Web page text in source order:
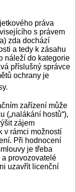
práva
s právem
zda dochází
a tedy k zásahu
náleží do kategorie
příslušný správce
ochrany je
zařízení může
(„nalákání hostů“),
zájem
v rámci možností
Při hodnocení
je třeba
a provozovatelé
uzavřít licenční